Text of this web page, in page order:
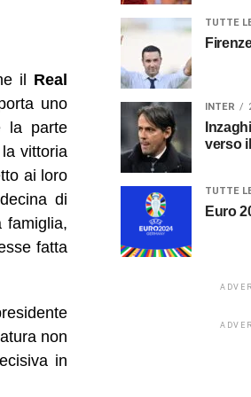
il Real
uno
la parte
vittoria
ai loro
di
fatta
non
in
TUTTE
INTER
verso
TUTTE
Euro